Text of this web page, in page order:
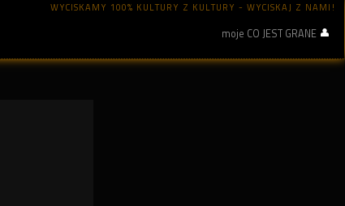
WYCISKAMY 100% KULTURY Z KULTURY - WYCISKAJ Z NAMI!
moje CO JEST GRANE